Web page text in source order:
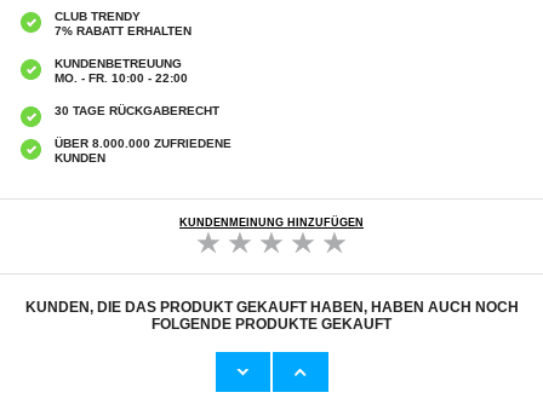
CLUB TRENDY
7% RABATT ERHALTEN
KUNDENBETREUUNG
MO. - FR. 10:00 - 22:00
30 TAGE RÜCKGABERECHT
ÜBER 8.000.000 ZUFRIEDENE
KUNDEN
KUNDENMEINUNG HINZUFÜGEN
KUNDEN, DIE DAS PRODUKT GEKAUFT HABEN, HABEN AUCH NOCH
FOLGENDE PRODUKTE GEKAUFT
Pferdeschweißschaber aus Edelstahl mit